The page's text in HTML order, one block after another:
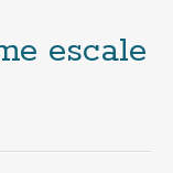
escale